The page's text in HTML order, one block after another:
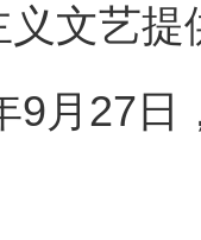
文艺
27日，